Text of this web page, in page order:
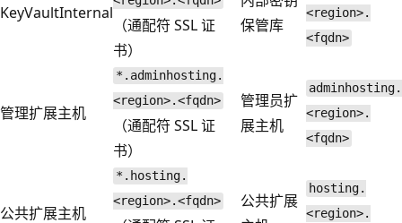
KeyVaultInternal
（通配符 SSL 证
书）
保管库
<region>.
<fqdn>
管理扩展主机
*.adminhosting.
<region>.<fqdn>
（通配符 SSL 证
书）
管理员扩
展主机
adminhosting.
<region>.
<fqdn>
公共扩展主机
*.hosting.
<region>.<fqdn>
公共扩展
hosting.
<region>.